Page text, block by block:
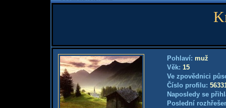
Pohlaví: muž
Věk: 15
Ve zpovědnici
Číslo profilu:
Naposledy se
Poslední